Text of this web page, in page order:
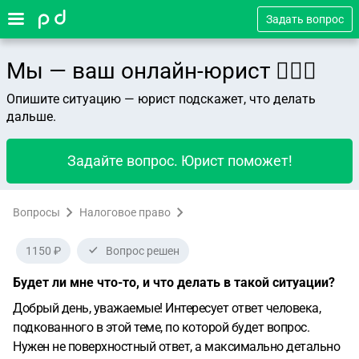
Задать вопрос
Мы — ваш онлайн-юрист 👨🏻‍⚖️
Опишите ситуацию — юрист подскажет, что делать
дальше.
Задайте вопрос. Юрист поможет!
Вопросы Налоговое право
1150 ₽ Вопрос решен
Будет ли мне что-то, и что делать в такой ситуации?
Добрый день, уважаемые! Интересует ответ человека,
подкованного в этой теме, по которой будет вопрос.
Нужен не поверхностный ответ, а максимально детально